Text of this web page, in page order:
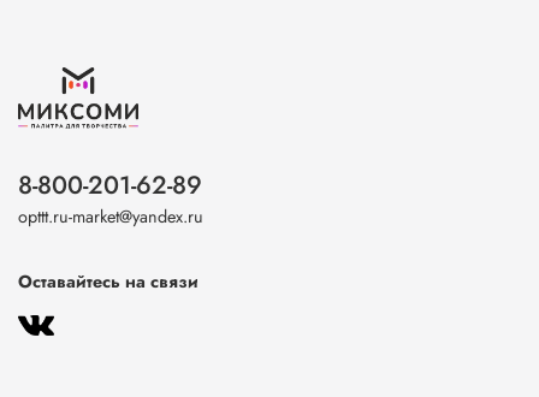
8-800-201-62-89
opttt.ru-market@yandex.ru
Оставайтесь на связи